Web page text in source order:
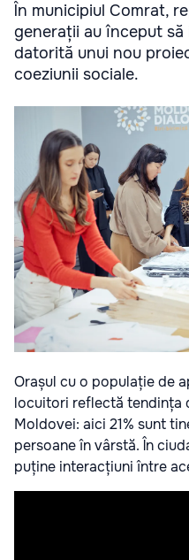
În municipiul Comrat,
generații au început
datorită unui nou
coeziunii sociale.
Orașul cu o populație de
locuitori reflectă tendința
Moldovei: aici 21% sunt
persoane în vârstă. În
puține interacțiuni între